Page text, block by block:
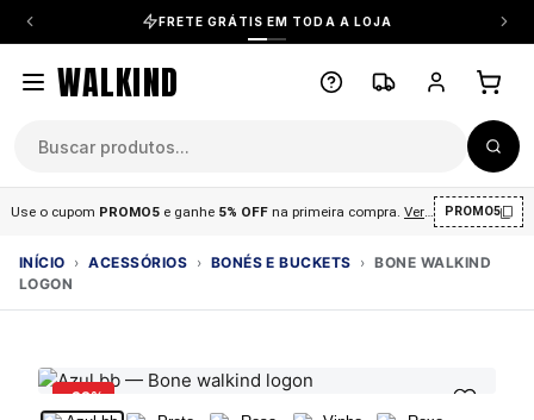
FRETE GRÁTIS EM TODA A LOJA
WALKIND
Use o cupom PROMO5 e ganhe 5% OFF na primeira compra Ver condições .
PROMO5
INÍCIO › ACESSÓRIOS › BONÉS E BUCKETS › BONE WALKIND
LOGON
-38%